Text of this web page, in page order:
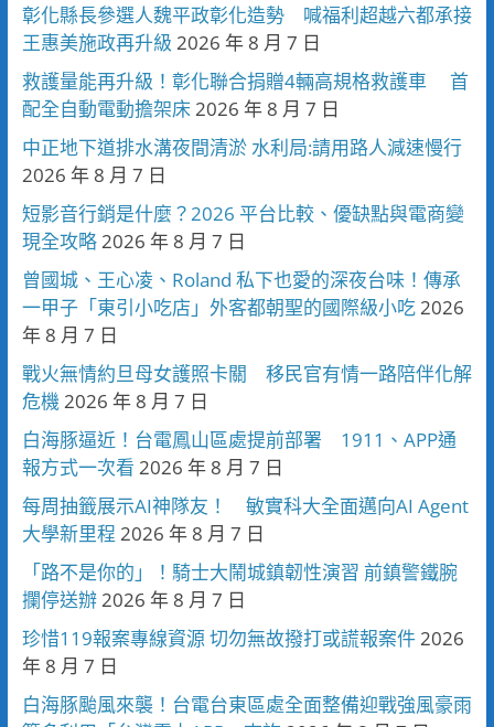
彰化縣長參選人魏平政彰化造勢 喊福利超越六都承接
王惠美施政再升級 2026 年 8 月 7 日
救護量能再升級！彰化聯合捐贈4輛高規格救護車 首
配全自動電動擔架床 2026 年 8 月 7 日
中正地下道排水溝夜間清淤 水利局:請用路人減速慢行
2026 年 8 月 7 日
短影音行銷是什麼？2026 平台比較、優缺點與電商變
現全攻略 2026 年 8 月 7 日
曾國城、王心凌、Roland 私下也愛的深夜台味！傳承
一甲子「東引小吃店」外客都朝聖的國際級小吃 2026
年 8 月 7 日
戰火無情約旦母女護照卡關 移民官有情一路陪伴化解
危機 2026 年 8 月 7 日
白海豚逼近！台電鳳山區處提前部署 1911、APP通
報方式一次看 2026 年 8 月 7 日
每周抽籤展示AI神隊友！ 敏實科大全面邁向AI Agent
大學新里程 2026 年 8 月 7 日
「路不是你的」！騎士大鬧城鎮韌性演習 前鎮警鐵腕
攔停送辦 2026 年 8 月 7 日
珍惜119報案專線資源 切勿無故撥打或謊報案件 2026
年 8 月 7 日
白海豚颱風來襲！台電台東區處全面整備迎戰強風豪雨